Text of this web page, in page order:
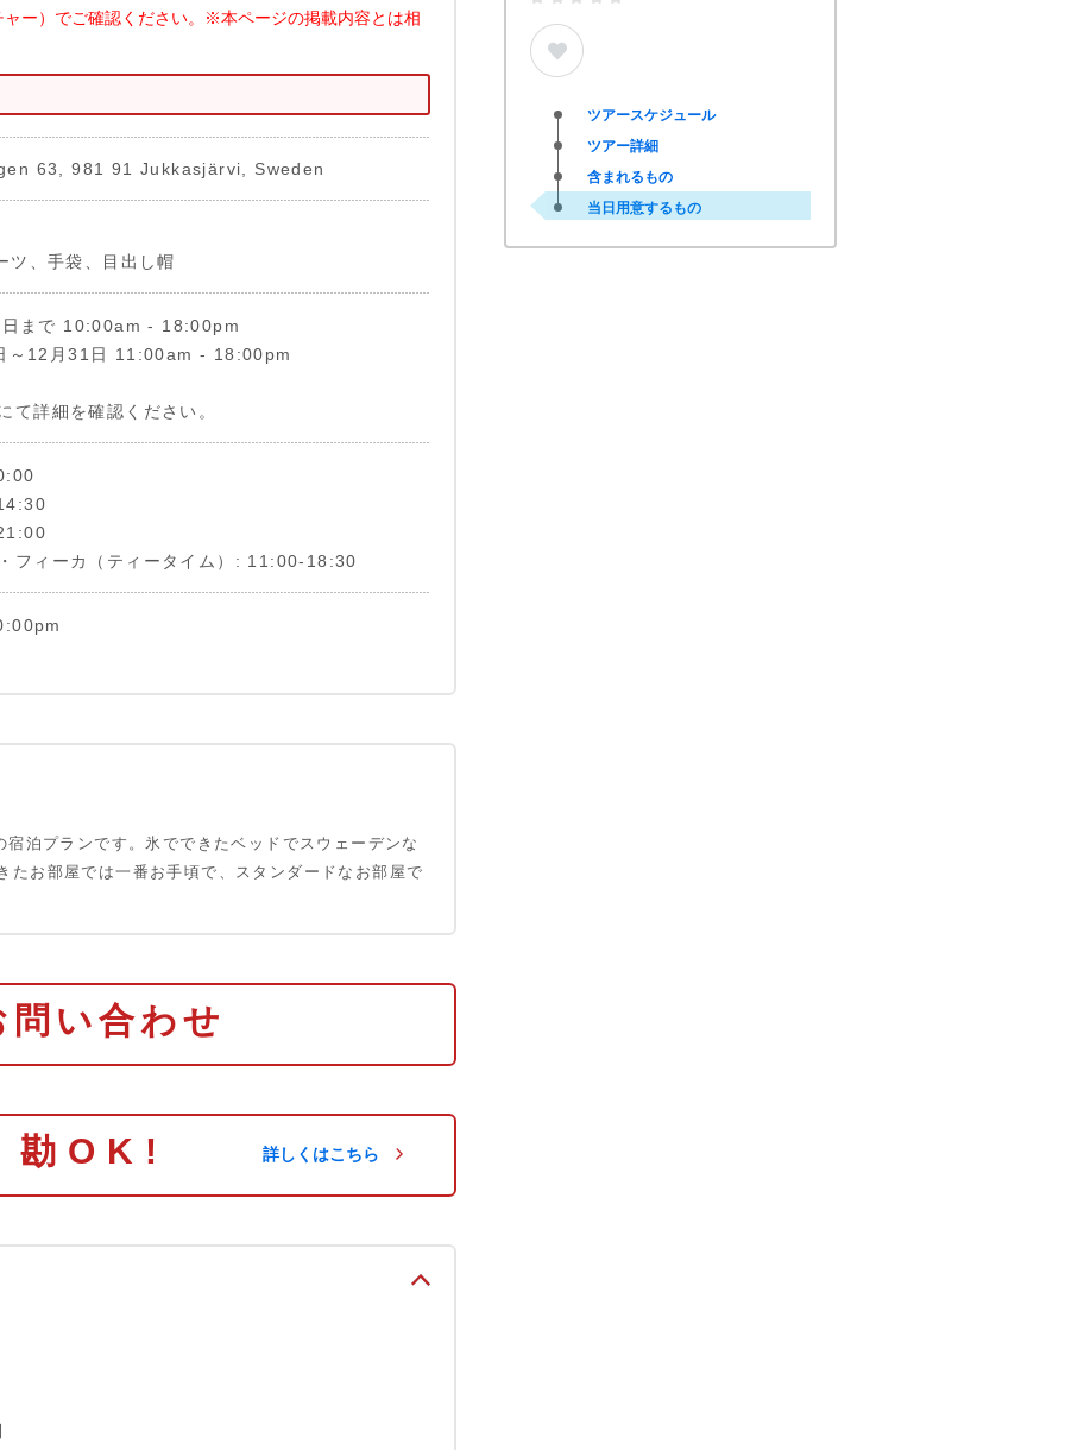
ー）でご確認ください。※本ページの掲載内容とは相
63, 981 91 Jukkasjärvi, Sweden
ツ、手袋、目出し帽
まで 10:00am - 18:00pm
～12月31日 11:00am - 18:00pm
て詳細を確認ください。
フィーカ（ティータイム）: 11:00-18:30
泊プランです。氷でできたベッドでスウェーデンな
たお部屋では一番お手頃で、スタンダードなお部屋で
問い合わせ
勘OK! 詳しくはこちら
ツアースケジュール
ツアー詳細
含まれるもの
当日用意するもの